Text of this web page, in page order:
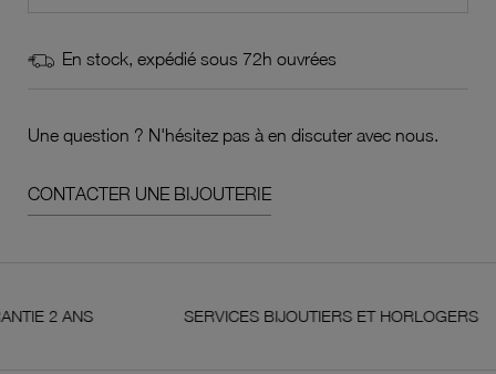
En stock, expédié sous 72h ouvrées
Une question ? N'hésitez pas à en discuter avec nous.
CONTACTER UNE BIJOUTERIE
ANS SERVICES BIJOUTIERS ET HORLOGERS